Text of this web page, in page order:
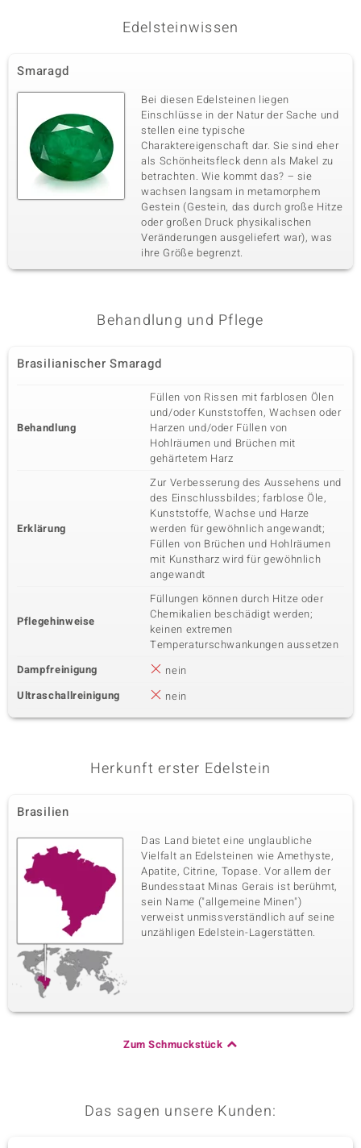
Größe
0,605 ct
Edelsteinwissen
Smaragd
Bei diesen Edelsteinen liegen
Einschlüsse in der Natur der Sache und
stellen eine typische
Charaktereigenschaft dar. Sie sind eher
als Schönheitsfleck denn als Makel zu
betrachten. Wie kommt das? – sie
wachsen langsam in metamorphem
Gestein (Gestein, das durch große Hitze
oder großen Druck physikalischen
Veränderungen ausgeliefert war), was
ihre Größe begrenzt.
Behandlung und Pflege
Brasilianischer Smaragd
Behandlung
Füllen von Rissen mit farblosen Ölen
und/oder Kunststoffen, Wachsen oder
Harzen und/oder Füllen von
Hohlräumen und Brüchen mit
gehärtetem Harz
Erklärung
Zur Verbesserung des Aussehens und
des Einschlussbildes; farblose Öle,
Kunststoffe, Wachse und Harze
werden für gewöhnlich angewandt;
Füllen von Brüchen und Hohlräumen
mit Kunstharz wird für gewöhnlich
angewandt
Pflegehinweise
Füllungen können durch Hitze oder
Chemikalien beschädigt werden;
keinen extremen
Temperaturschwankungen aussetzen
Dampfreinigung
nein
Ultraschallreinigung
nein
Herkunft erster Edelstein
Brasilien
Das Land bietet eine unglaubliche
Vielfalt an Edelsteinen wie Amethyste,
Apatite, Citrine, Topase. Vor allem der
Bundesstaat Minas Gerais ist berühmt,
sein Name ("allgemeine Minen")
verweist unmissverständlich auf seine
unzähligen Edelstein-Lagerstätten.
Zum Schmuckstück
Das sagen unsere Kunden: